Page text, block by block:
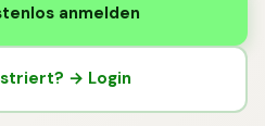
anmelden
→ Login